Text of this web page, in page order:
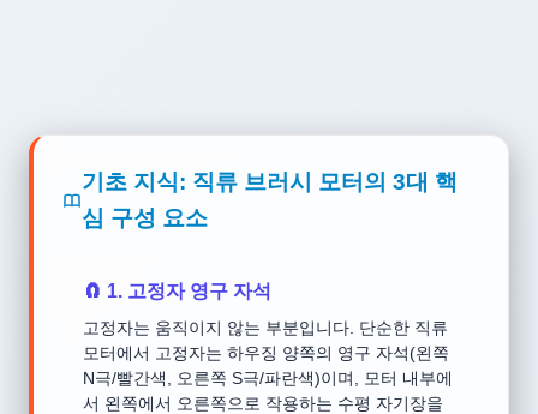
기초 지식: 직류 브러시 모터의 3대 핵
심 구성 요소
🧲 1. 고정자 영구 자석
고정자는 움직이지 않는 부분입니다. 단순한 직류
모터에서 고정자는 하우징 양쪽의 영구 자석(왼쪽
N극/빨간색, 오른쪽 S극/파란색)이며, 모터 내부에
서 왼쪽에서 오른쪽으로 작용하는 수평 자기장을